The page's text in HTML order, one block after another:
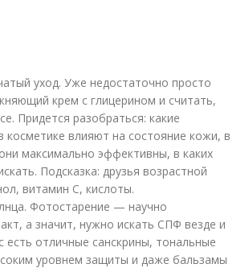
уход. Уже недостаточно просто
крем с глицерином и считать,
Придется разобраться: какие
косметике влияют на состояние кожи, в
максимально эффективны, в каких
Подсказка: друзья возрастной
витамин С, кислоты.
Фотостарение — научно
а значит, нужно искать СПФ везде и
есть отличные санскрины, тональные
уровнем защиты и даже бальзамы